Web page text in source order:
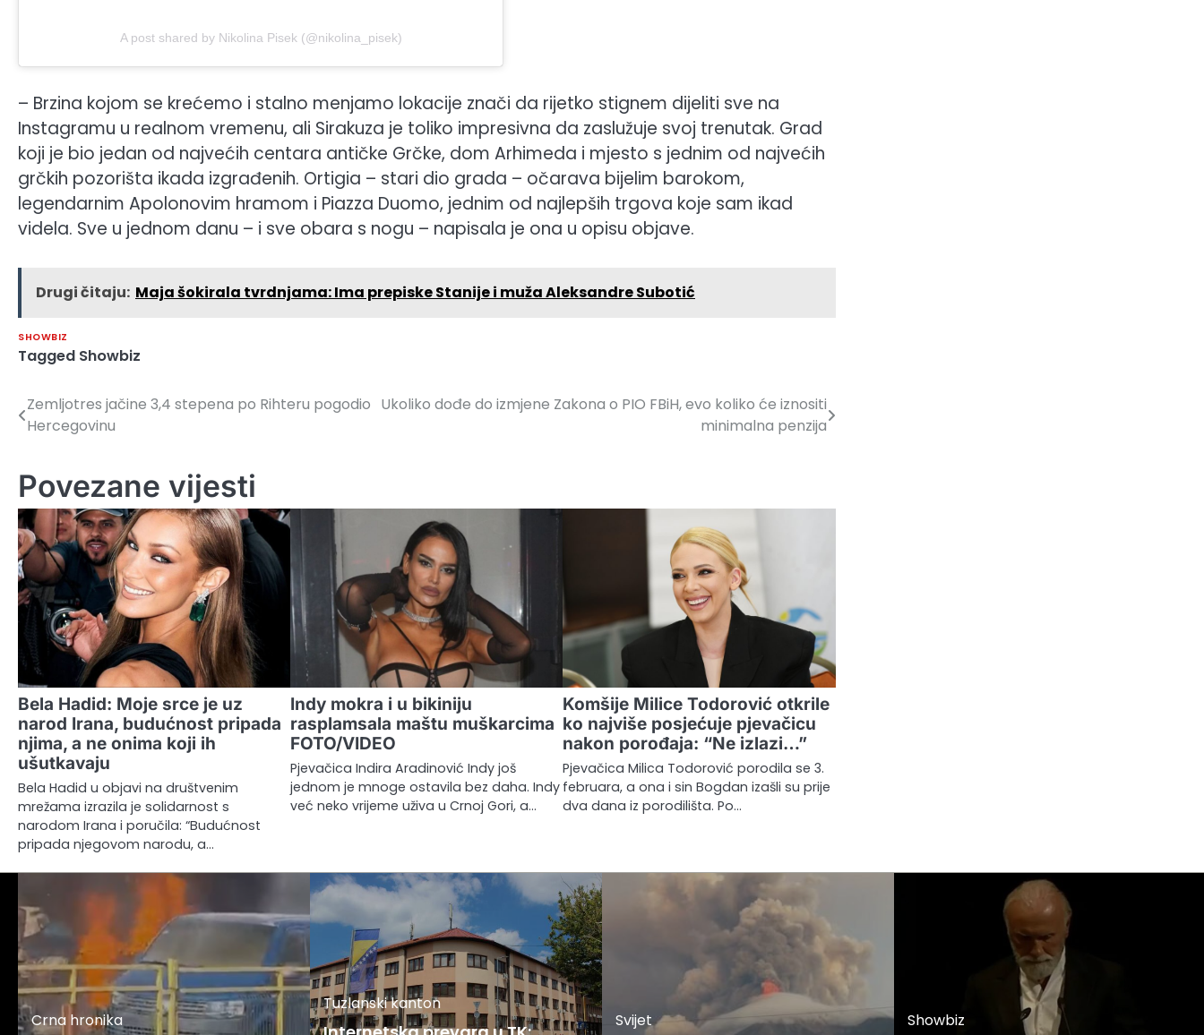
A post shared by Nikolina Pisek (@nikolina_pisek)
– Brzina kojom se krećemo i stalno menjamo lokacije znači da rijetko stignem dijeliti sve na
Instagramu u realnom vremenu, ali Sirakuza je toliko impresivna da zaslužuje svoj trenutak. Grad
koji je bio jedan od najvećih centara antičke Grčke, dom Arhimeda i mjesto s jednim od najvećih
grčkih pozorišta ikada izgrađenih. Ortigia – stari dio grada – očarava bijelim barokom,
legendarnim Apolonovim hramom i Piazza Duomo, jednim od najlepših trgova koje sam ikad
videla. Sve u jednom danu – i sve obara s nogu – napisala je ona u opisu objave.
Drugi čitaju: Maja šokirala tvrdnjama: Ima prepiske Stanije i muža Aleksandre Subotić
SHOWBIZ
Tagged Showbiz
Navigacija
članaka
Zemljotres jačine 3,4 stepena po Rihteru pogodio
Hercegovinu
Ukoliko dođe do izmjene Zakona o PIO FBiH, evo koliko će iznositi
minimalna penzija
Povezane vijesti
Bela Hadid: Moje srce je uz
narod Irana, budućnost pripada
njima, a ne onima koji ih
ušutkavaju
Bela Hadid u objavi na društvenim
mrežama izrazila je solidarnost s
narodom Irana i poručila: “Budućnost
pripada njegovom narodu, a…
Indy mokra i u bikiniju
rasplamsala maštu muškarcima
FOTO/VIDEO
Pjevačica Indira Aradinović Indy još
jednom je mnoge ostavila bez daha. Indy
već neko vrijeme uživa u Crnoj Gori, a…
Komšije Milice Todorović otkrile
ko najviše posjećuje pjevačicu
nakon porođaja: “Ne izlazi…”
Pjevačica Milica Todorović porodila se 3.
februara, a ona i sin Bogdan izašli su prije
dva dana iz porodilišta. Po…
Crna hronika
Tuzlanski kanton
Svijet Showbiz